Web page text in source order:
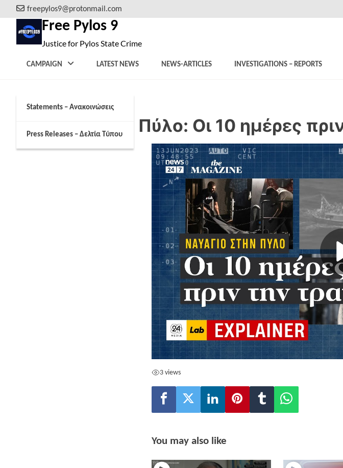
to
content
freepylos9@protonmail.com
Free Pylos 9
Justice for Pylos State Crime
CAMPAIGN
Statements – Ανακοινώσεις
Press Releases – Δελτία Τύπου
LATEST NEWS NEWS-ARTICLES INVESTIGATIONS – REPORTS
Ναυάγιο στην Πύλο: Οι 10 ημέρες
3 views
You may also like